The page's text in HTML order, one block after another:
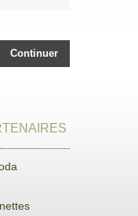
Continuer